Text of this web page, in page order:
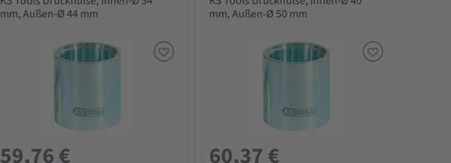
mm, Außen-Ø 44 mm
59,76 €
mm, Außen-Ø 50 mm
60,37 €